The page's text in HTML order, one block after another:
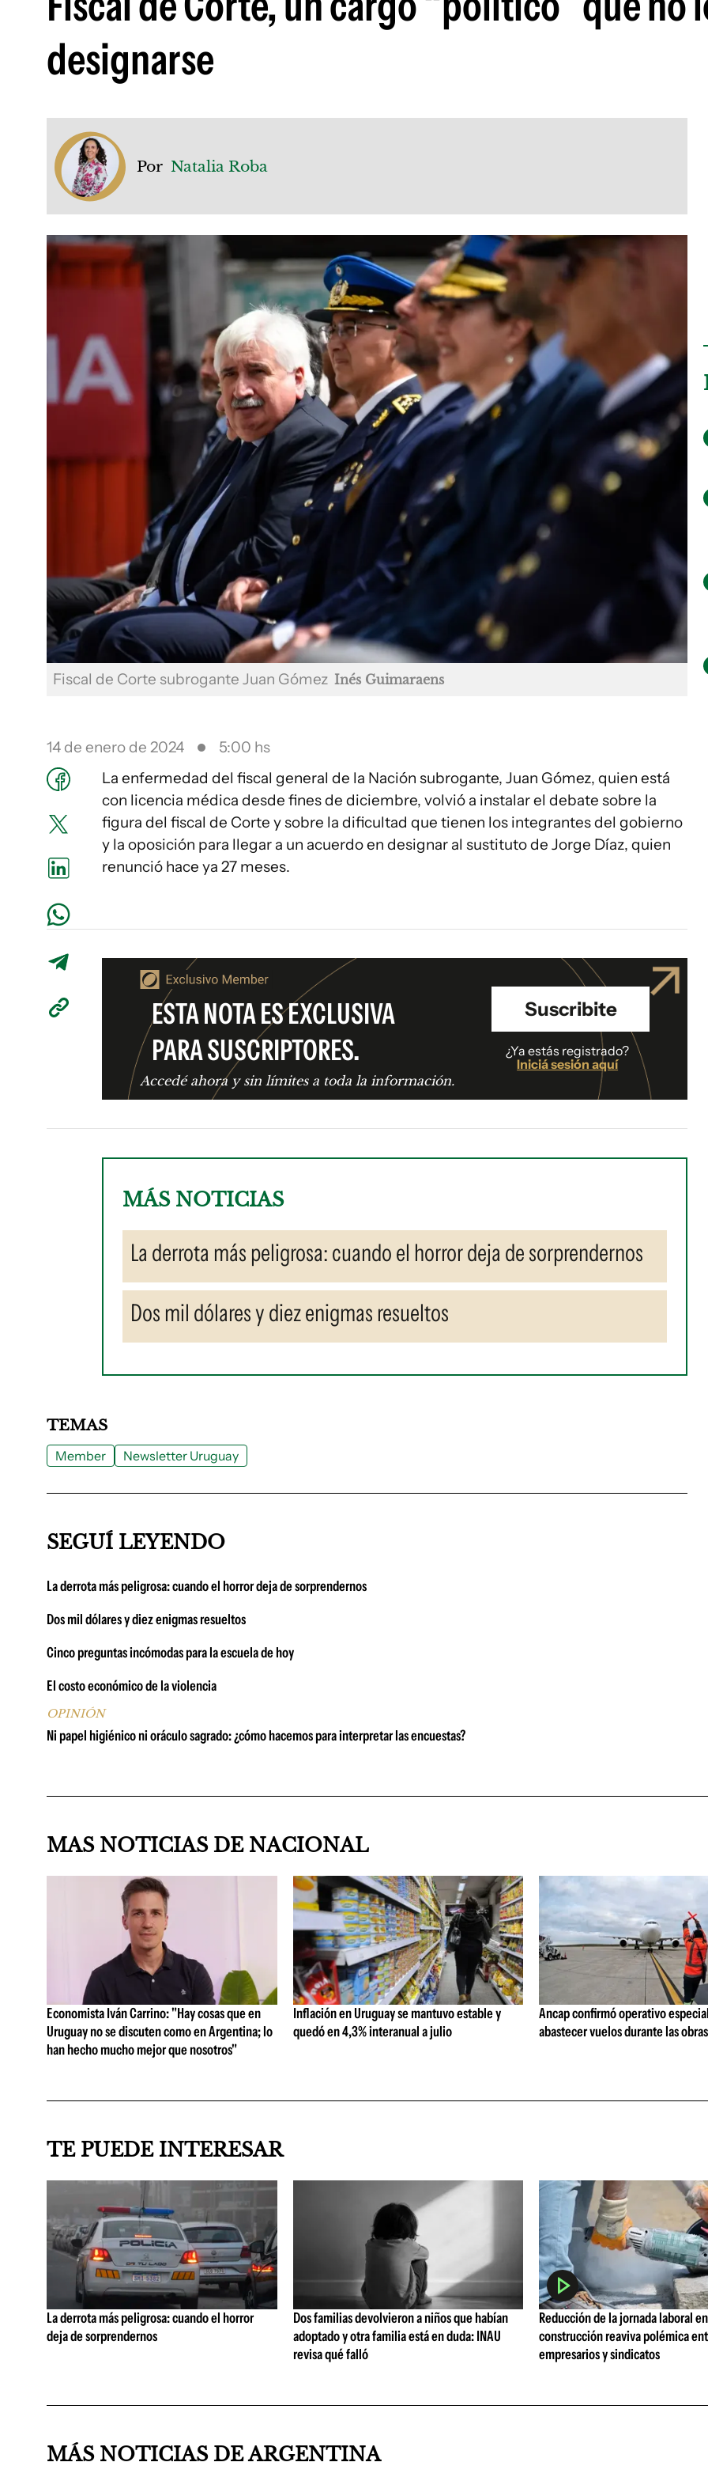
designarse
Por Natalia Roba
Fiscal de Corte subrogante Juan Gómez Inés Guimaraens
14 de enero de 2024
5:00 hs
La enfermedad del fiscal general de la Nación subrogante, Juan Gómez, quien está
con licencia médica desde fines de diciembre, volvió a instalar el debate sobre la
figura del fiscal de Corte y sobre la dificultad que tienen los integrantes del gobierno
y la oposición para llegar a un acuerdo en designar al sustituto de Jorge Díaz, quien
renunció hace ya 27 meses.
ESTA NOTA ES EXCLUSIVA
PARA SUSCRIPTORES.
Accedé ahora y sin límites a toda la información.
Suscribite
¿Ya estás registrado?
Iniciá sesión aquí
MÁS NOTICIAS
La derrota más peligrosa: cuando el horror deja de sorprendernos
Dos mil dólares y diez enigmas resueltos
TEMAS
Member Newsletter Uruguay
SEGUÍ LEYENDO
La derrota más peligrosa: cuando el horror deja de sorprendernos
Dos mil dólares y diez enigmas resueltos
Cinco preguntas incómodas para la escuela de hoy
El costo económico de la violencia
OPINIÓN
Ni papel higiénico ni oráculo sagrado: ¿cómo hacemos para interpretar las encuestas?
MAS NOTICIAS DE NACIONAL
Economista Iván Carrino: "Hay cosas que en
Uruguay no se discuten como en Argentina; lo
han hecho mucho mejor que nosotros"
Inflación en Uruguay se mantuvo estable y
quedó en 4,3% interanual a julio
Ancap confirmó operativo
abastecer vuelos durante las
TE PUEDE INTERESAR
La derrota más peligrosa: cuando el horror
deja de sorprendernos
Dos familias devolvieron a niños que habían
adoptado y otra familia está en duda: INAU
revisa qué falló
Reducción de la jornada laboral
construcción reaviva polémica
empresarios y sindicatos
MÁS NOTICIAS DE ARGENTINA